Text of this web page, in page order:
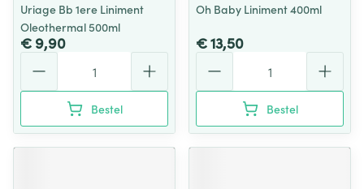
Uriage Bb 1ere Liniment
Oleothermal 500ml
€ 9,90
Bestel
Oh Baby Liniment 400ml
€ 13,50
Bestel